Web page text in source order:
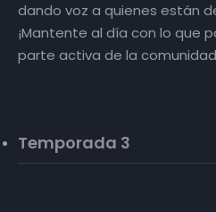
dando voz a quienes están
¡Mantente al día con lo que
parte activa de la
Temporada 3